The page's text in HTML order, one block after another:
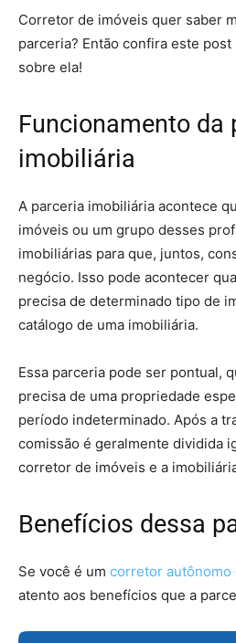
Corretor de imóveis quer saber
parceria? Então confira este
sobre ela!
Funcionamento da
imobiliária
A parceria imobiliária acontece
imóveis ou um grupo desses
imobiliárias para que, juntos,
negócio. Isso pode acontecer
precisa de determinado tipo de
catálogo de uma imobiliária.
Essa parceria pode ser pontual,
precisa de uma propriedade
período indeterminado. Após a
comissão é geralmente dividida
corretor de imóveis e a
Benefícios dessa
Se você é um corretor
atento aos benefícios que a